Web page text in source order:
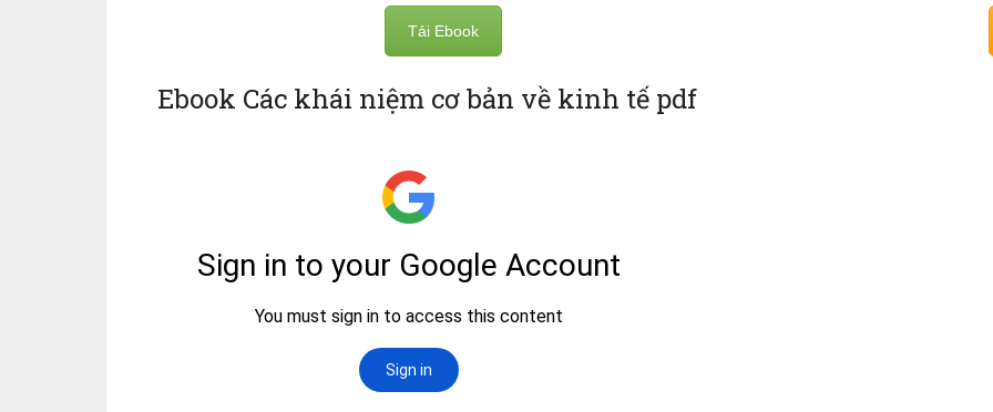
Tải Ebook
Ebook Các khái niệm cơ bản về kinh tế pdf